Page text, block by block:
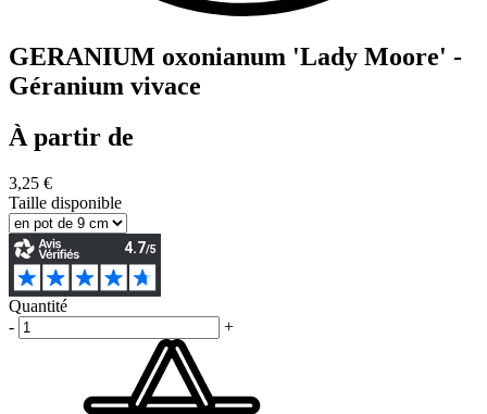
GERANIUM oxonianum 'Lady Moore' -
Géranium vivace
À partir de
3,25 €
Taille disponible
Quantité
-
+